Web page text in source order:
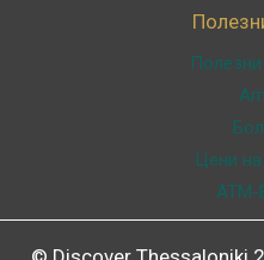
Цени на